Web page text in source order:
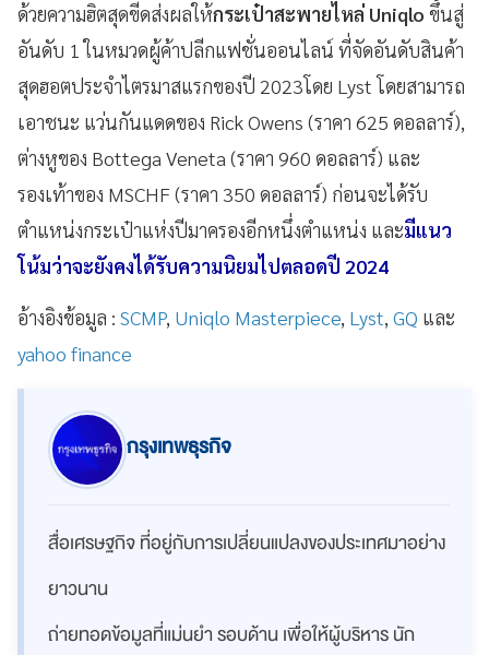
ด้วยความฮิตสุดขีดส่งผลให้กระเป๋าสะพายไหล่ Uniqlo ขึ้นสู่
อันดับ 1 ในหมวดผู้ค้าปลีกแฟชั่นออนไลน์ ที่จัดอันดับสินค้า
สุดฮอตประจำไตรมาสแรกของปี 2023โดย Lyst โดยสามารถ
เอาชนะ แว่นกันแดดของ Rick Owens (ราคา 625 ดอลลาร์),
ต่างหูของ Bottega Veneta (ราคา 960 ดอลลาร์) และ
รองเท้าของ MSCHF (ราคา 350 ดอลลาร์) ก่อนจะได้รับ
ตำแหน่งกระเป๋าแห่งปีมาครองอีกหนึ่งตำแหน่ง และมีแนว
โน้มว่าจะยังคงได้รับความนิยมไปตลอดปี 2024
อ้างอิงข้อมูล : SCMP, Uniqlo Masterpiece, Lyst, GQ และ
yahoo finance
กรุงเทพธุรกิจ
สื่อเศรษฐกิจ ที่อยู่กับการเปลี่ยนแปลงของประเทศมาอย่าง
ยาวนาน
ถ่ายทอดข้อมูลที่แม่นยำ รอบด้าน เพื่อให้ผู้บริหาร นัก